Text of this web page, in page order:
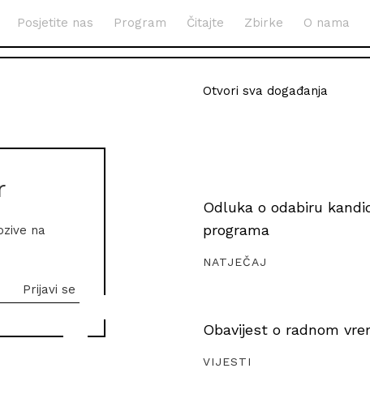
Posjetite nas Program Čitajte Zbirke O nama
na
Otvori sva događanja
Odluka o odabiru
programa
NATJEČAJ
Obavijest o radnom
VIJESTI